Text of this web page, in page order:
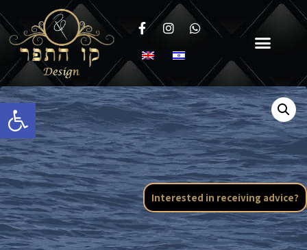
Open toolbar
Interested in receiving advice?